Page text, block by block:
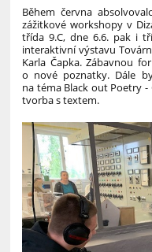
Během června
zážitkové workshopy v
třída 9.C, dne 6.6. pak i
interaktivní výstavu
Karla Čapka. Zábavnou
o nové poznatky. Dále
na téma Black out Poetry
tvorba s textem.